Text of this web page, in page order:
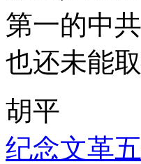
第一的中
也还未能
胡平
纪念文革